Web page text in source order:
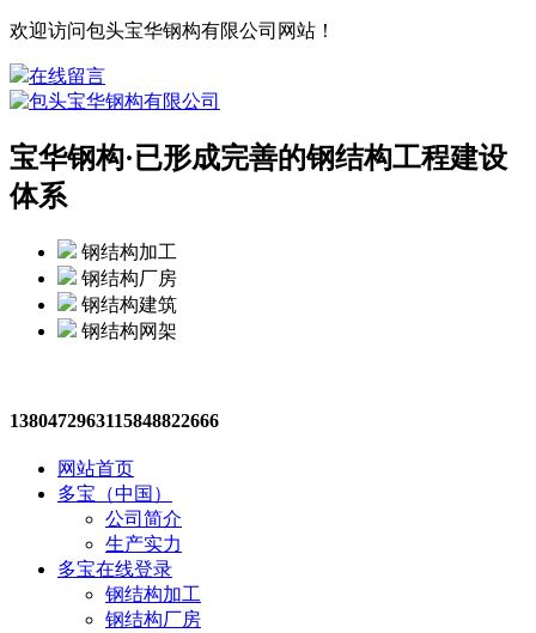
欢迎访问包头宝华钢构有限公司网站！
在线留言
宝华钢构·已形成完善的钢结构工程建设
体系
钢结构加工
钢结构厂房
钢结构建筑
钢结构网架
1380472963115848822666
网站首页
多宝（中国）
公司简介
生产实力
多宝在线登录
钢结构加工
钢结构厂房